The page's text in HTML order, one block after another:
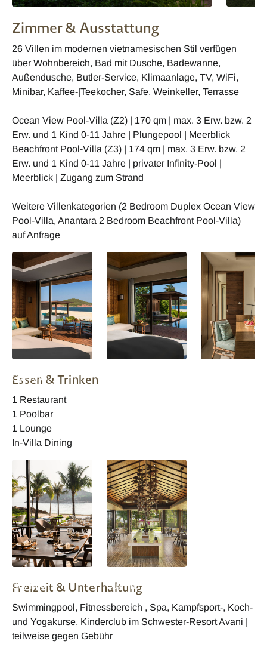
Zimmer & Ausstattung
26 Villen im modernen vietnamesischen Stil verfügen
über Wohnbereich, Bad mit Dusche, Badewanne,
Außendusche, Butler-Service, Klimaanlage, TV, WiFi,
Minibar, Kaffee-|Teekocher, Safe, Weinkeller, Terrasse
Ocean View Pool-Villa (Z2) | 170 qm | max. 3 Erw. bzw. 2
Erw. und 1 Kind 0-11 Jahre | Plungepool | Meerblick
Beachfront Pool-Villa (Z3) | 174 qm | max. 3 Erw. bzw. 2
Erw. und 1 Kind 0-11 Jahre | privater Infinity-Pool |
Meerblick | Zugang zum Strand
Weitere Villenkategorien (2 Bedroom Duplex Ocean View
Pool-Villa, Anantara 2 Bedroom Beachfront Pool-Villa)
auf Anfrage
Quy Nhon
Essen & Trinken
1 Restaurant
1 Poolbar
1 Lounge
In-Villa Dining
Quy Nhon
Quy Nhon
Restaurant
Freizeit & Unterhaltung
Swimmingpool, Fitnessbereich , Spa, Kampfsport-, Koch-
und Yogakurse, Kinderclub im Schwester-Resort Avani |
teilweise gegen Gebühr